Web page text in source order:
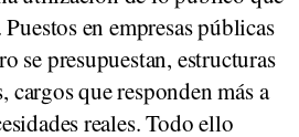
en empresas públicas
se presupuestan, estructuras
cargos que responden más a
reales. Todo ello